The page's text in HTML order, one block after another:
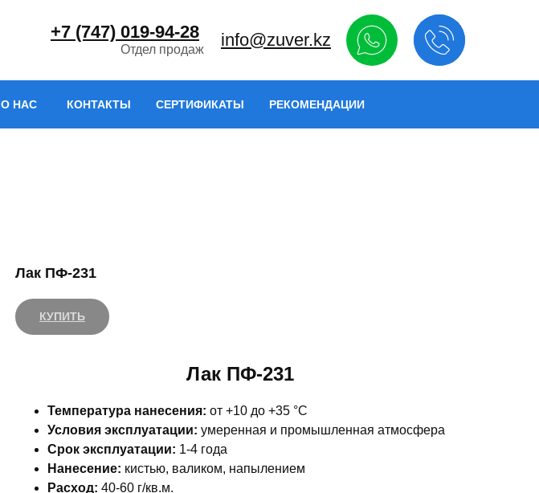
info@zuver.kz
+7 (747) 019-94-28
Отдел продаж
О НАС КОНТАКТЫ СЕРТИФИКАТЫ РЕКОМЕНДАЦИИ
Лак ПФ-231
КУПИТЬ
Лак ПФ-231
Температура нанесения: от +10 до +35 °С
Условия эксплуатации: умеренная и промышленная атмосфера
Срок эксплуатации: 1-4 года
Нанесение: кистью, валиком, напылением
Расход: 40-60 г/кв.м.